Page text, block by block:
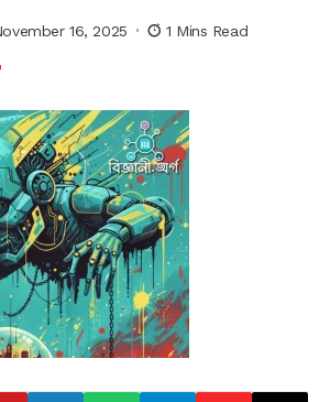
16, 2025
1 Mins Read